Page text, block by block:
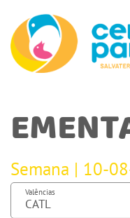
Semana | 10-
Valências